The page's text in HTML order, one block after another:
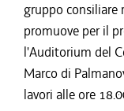
gruppo consiliare
promuove per il
l'Auditorium del
Marco di
lavori alle ore